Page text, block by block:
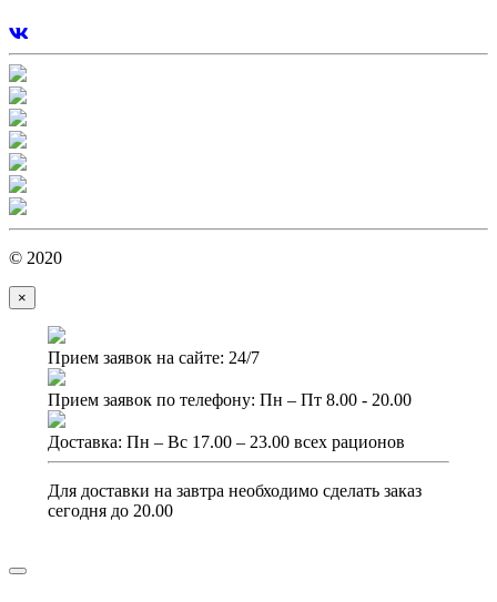
© 2020
×
Прием заявок на сайте: 24/7
Прием заявок по телефону: Пн – Пт 8.00 - 20.00
Доставка: Пн – Вс 17.00 – 23.00 всех рационов
Для доставки на завтра необходимо сделать заказ
сегодня до 20.00